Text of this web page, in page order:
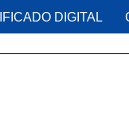
DIGITAL